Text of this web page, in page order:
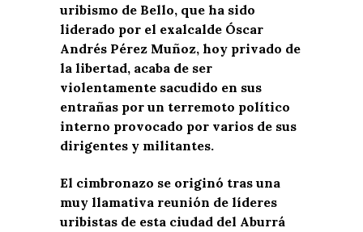
uribismo de Bello, que ha sido
liderado por el exalcalde Óscar
Andrés Pérez Muñoz, hoy privado de
la libertad, acaba de ser
violentamente sacudido en sus
entrañas por un terremoto político
interno provocado por varios de sus
dirigentes y militantes.
El cimbronazo se originó tras una
muy llamativa reunión de líderes
uribistas de esta ciudad del Aburrá